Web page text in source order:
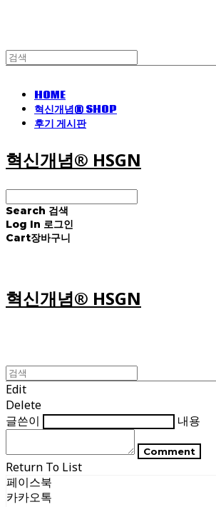
HOME
혁신개념® SHOP
후기 게시판
혁신개념® HSGN
Search 검색
Log In 로그인
Cart장바구니
혁신개념® HSGN
Edit
Delete
글쓴이
내용
Comment
Return To List
페이스북
카카오톡